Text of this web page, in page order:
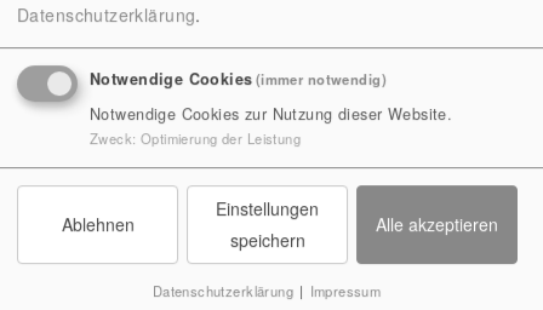
ISBN:3-910013-60-0
2004 | ULRICH FISCHER
Datenschutzerklärung.
Notwendige Cookies(immer notwendig)
Notwendige Cookies zur Nutzung dieser Website.
Zweck: Optimierung der Leistung
Ablehnen
Einstellungen
speichern
Alle akzeptieren
Datenschutzerklärung | Impressum